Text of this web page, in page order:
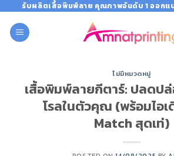
content
รับผลิตเสื้อพิมพ์ลาย คุณภาพอันดับ 1 ออกแ
ไม่มีหมวดหมู่
เสื้อพิมพ์ลายกีตาร์: ปลดป
โรลในตัวคุณ (พร้อมไอเ
Match สุดเท่)